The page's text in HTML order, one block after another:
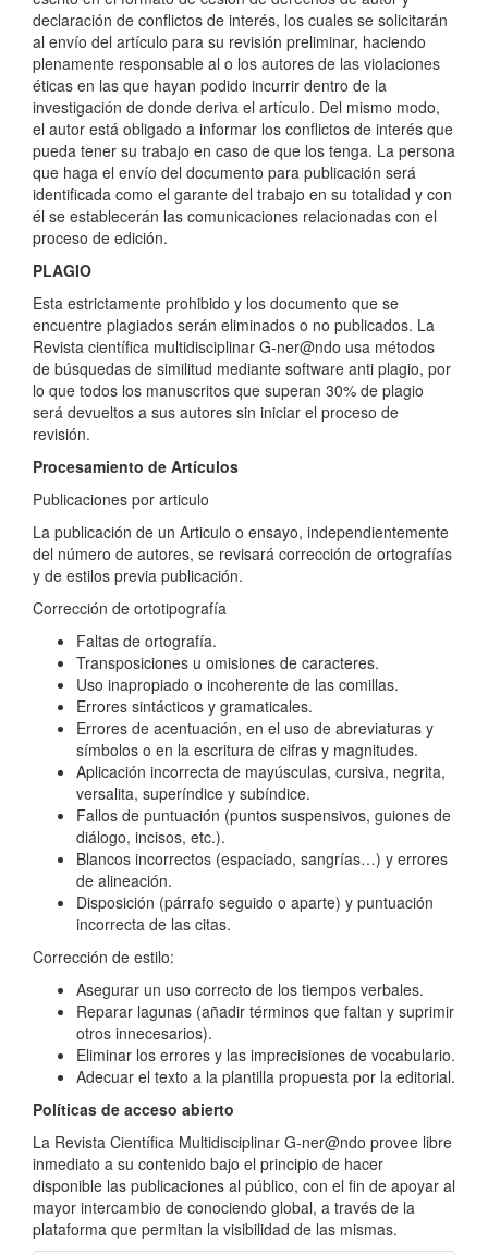
declaración de conflictos de interés, los cuales se solicitarán
al envío del artículo para su revisión preliminar, haciendo
plenamente responsable al o los autores de las violaciones
éticas en las que hayan podido incurrir dentro de la
investigación de donde deriva el artículo. Del mismo modo,
el autor está obligado a informar los conflictos de interés que
pueda tener su trabajo en caso de que los tenga. La persona
que haga el envío del documento para publicación será
identificada como el garante del trabajo en su totalidad y con
él se establecerán las comunicaciones relacionadas con el
proceso de edición.
PLAGIO
Esta estrictamente prohibido y los documento que se
encuentre plagiados serán eliminados o no publicados. La
Revista científica multidisciplinar G-ner@ndo usa métodos
de búsquedas de similitud mediante software anti plagio, por
lo que todos los manuscritos que superan 30% de plagio
será devueltos a sus autores sin iniciar el proceso de
revisión.
Procesamiento de Artículos
Publicaciones por articulo
La publicación de un Articulo o ensayo, independientemente
del número de autores, se revisará corrección de ortografías
y de estilos previa publicación.
Corrección de ortotipografía
Faltas de ortografía.
Transposiciones u omisiones de caracteres.
Uso inapropiado o incoherente de las comillas.
Errores sintácticos y gramaticales.
Errores de acentuación, en el uso de abreviaturas y
símbolos o en la escritura de cifras y magnitudes.
Aplicación incorrecta de mayúsculas, cursiva, negrita,
versalita, superíndice y subíndice.
Fallos de puntuación (puntos suspensivos, guiones de
diálogo, incisos, etc.).
Blancos incorrectos (espaciado, sangrías…) y errores
de alineación.
Disposición (párrafo seguido o aparte) y puntuación
incorrecta de las citas.
Corrección de estilo:
Asegurar un uso correcto de los tiempos verbales.
Reparar lagunas (añadir términos que faltan y suprimir
otros innecesarios).
Eliminar los errores y las imprecisiones de vocabulario.
Adecuar el texto a la plantilla propuesta por la editorial.
Políticas de acceso abierto
La Revista Científica Multidisciplinar G-ner@ndo provee libre
inmediato a su contenido bajo el principio de hacer
disponible las publicaciones al público, con el fin de apoyar al
mayor intercambio de conociendo global, a través de la
plataforma que permitan la visibilidad de las mismas.